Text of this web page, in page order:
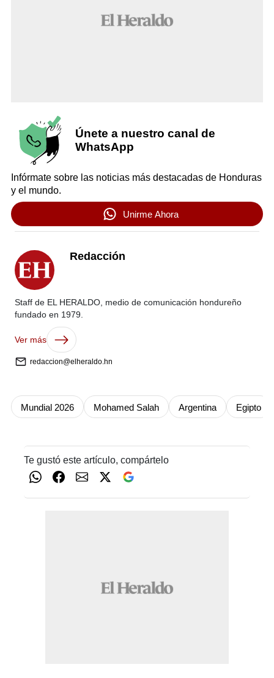
Únete a nuestro canal de
WhatsApp
Infórmate sobre las noticias más destacadas de Honduras
y el mundo.
Unirme Ahora
Redacción
Staff de EL HERALDO, medio de comunicación hondureño
fundado en 1979.
Ver más
redaccion@elheraldo.hn
Mundial 2026 Mohamed Salah Argentina Egipto
Te gustó este artículo, compártelo